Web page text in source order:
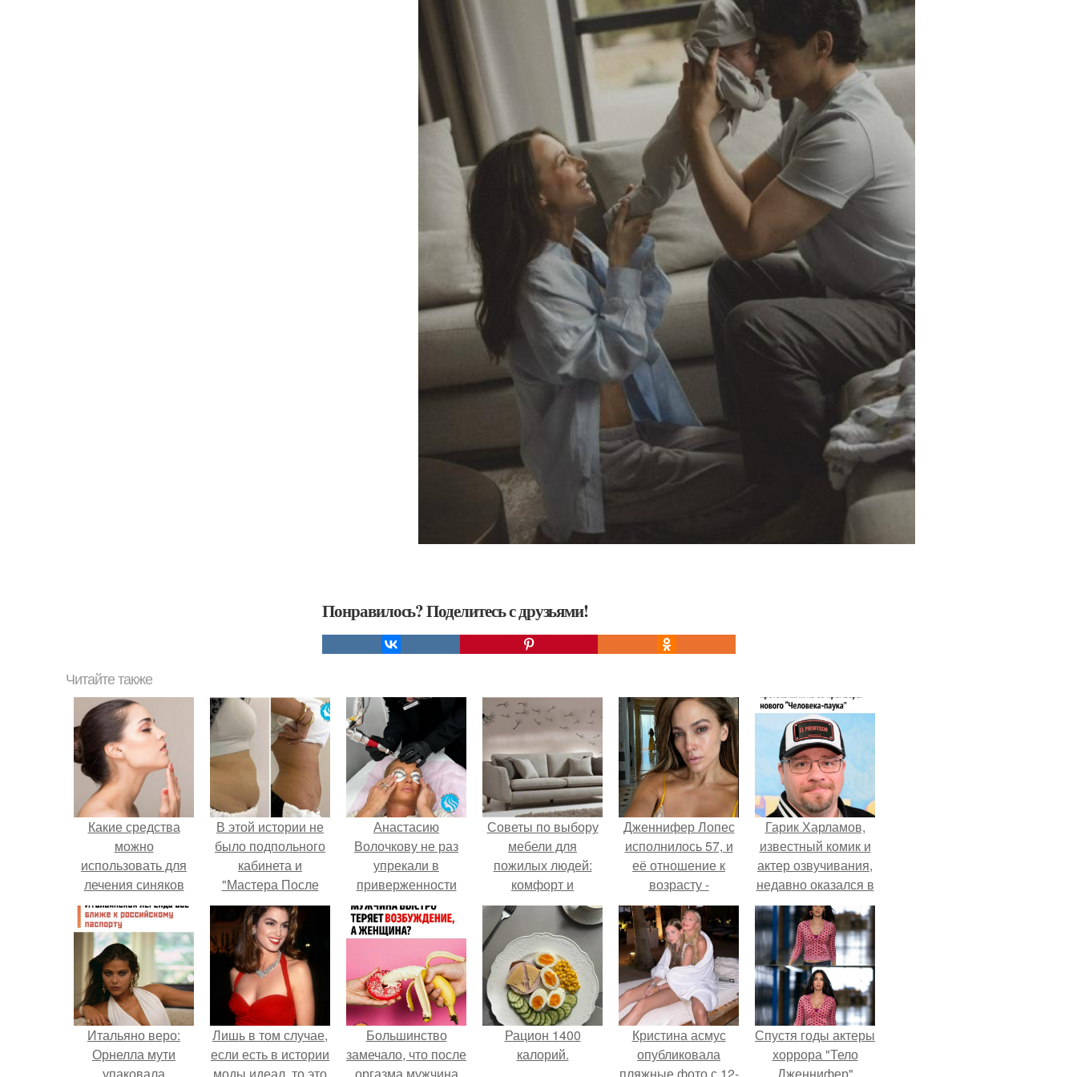
Понравилось? Поделитесь с друзьями!
Читайте также
Какие средства
можно
использовать для
лечения синяков
под глазами
В этой истории не
было подпольного
кабинета и
"Мастера После
Двухнедельных
Курсов".
Анастасию
Волочкову не раз
упрекали в
приверженности
устаревшим бьюти -
процедурам.
Советы по выбору
мебели для
пожилых людей:
комфорт и
безопасность в
первую очередь
Дженнифер Лопес
исполнилось 57, и
её отношение к
возрасту -
настоящий
манифест
уверенности: "не
говорите, что я
отлично выгляжу
для 57.
Гарик Харламов,
известный комик и
актер озвучивания,
недавно оказался в
центре внимания
из-за своей работы
над озвучкой
мультфильма про
колобка.
Итальяно веро:
Орнелла мути
упаковала
Лишь в том случае,
если есть в истории
моды идеал, то это
Большинство
замечало, что после
оргазма мужчина
Рацион 1400
калорий.
Кристина асмус
опубликовала
пляжные фото с 12-
Спустя годы актеры
хоррора "Тело
Дженнифер"